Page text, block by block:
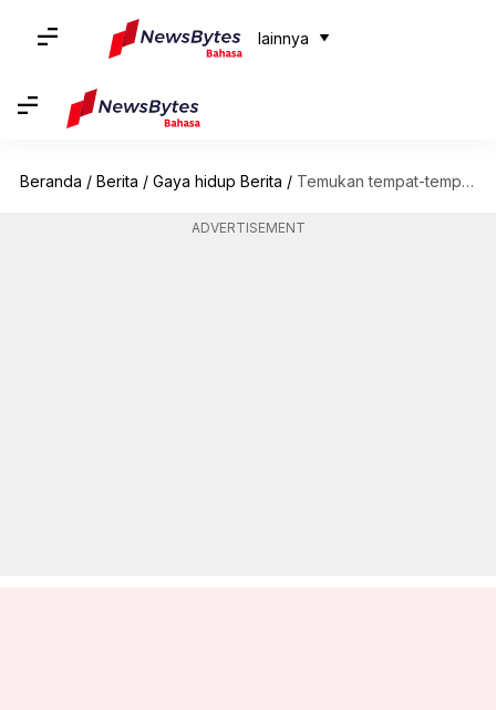
lainnya
Beranda / Berita / Gaya hidup Berita / Temukan tempat-tempat memesona yang kurang dikenal di Kopenhagen
ADVERTISEMENT